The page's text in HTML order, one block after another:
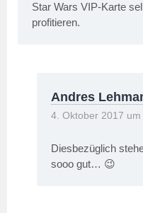
Star Wars VIP-Karte
profitieren.
Andres
4. Oktober 2017 um
Diesbezüglich
sooo gut… 😉